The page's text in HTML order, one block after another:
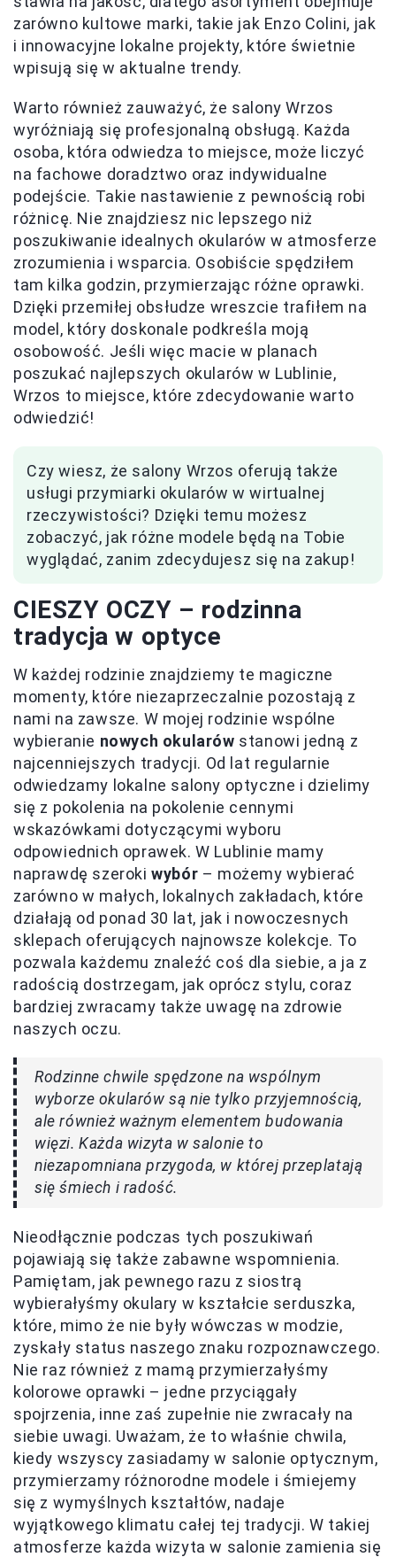
zarówno kultowe marki, takie jak Enzo Colini, jak
i innowacyjne lokalne projekty, które świetnie
wpisują się w aktualne trendy.
Warto również zauważyć, że salony Wrzos
wyróżniają się profesjonalną obsługą. Każda
osoba, która odwiedza to miejsce, może liczyć
na fachowe doradztwo oraz indywidualne
podejście. Takie nastawienie z pewnością robi
różnicę. Nie znajdziesz nic lepszego niż
poszukiwanie idealnych okularów w atmosferze
zrozumienia i wsparcia. Osobiście spędziłem
tam kilka godzin, przymierzając różne oprawki.
Dzięki przemiłej obsłudze wreszcie trafiłem na
model, który doskonale podkreśla moją
osobowość. Jeśli więc macie w planach
poszukać najlepszych okularów w Lublinie,
Wrzos to miejsce, które zdecydowanie warto
odwiedzić!
Czy wiesz, że salony Wrzos oferują także
usługi przymiarki okularów w wirtualnej
rzeczywistości? Dzięki temu możesz
zobaczyć, jak różne modele będą na Tobie
wyglądać, zanim zdecydujesz się na zakup!
CIESZY OCZY – rodzinna
tradycja w optyce
W każdej rodzinie znajdziemy te magiczne
momenty, które niezaprzeczalnie pozostają z
nami na zawsze. W mojej rodzinie wspólne
wybieranie nowych okularów stanowi jedną z
najcenniejszych tradycji. Od lat regularnie
odwiedzamy lokalne salony optyczne i dzielimy
się z pokolenia na pokolenie cennymi
wskazówkami dotyczącymi wyboru
odpowiednich oprawek. W Lublinie mamy
naprawdę szerokiwybór – możemy wybierać
zarówno w małych, lokalnych zakładach, które
działają od ponad 30 lat, jak i nowoczesnych
sklepach oferujących najnowsze kolekcje. To
pozwala każdemu znaleźć coś dla siebie, a ja z
radością dostrzegam, jak oprócz stylu, coraz
bardziej zwracamy także uwagę na zdrowie
naszych oczu.
Rodzinne chwile spędzone na wspólnym
wyborze okularów są nie tylko przyjemnością,
ale również ważnym elementem budowania
więzi. Każda wizyta w salonie to
niezapomniana przygoda, w której przeplatają
się śmiech i radość.
Nieodłącznie podczas tych poszukiwań
pojawiają się także zabawne wspomnienia.
Pamiętam, jak pewnego razu z siostrą
wybierałyśmy okulary w kształcie serduszka,
które, mimo że nie były wówczas w modzie,
zyskały status naszego znaku rozpoznawczego.
Nie raz również z mamą przymierzałyśmy
kolorowe oprawki – jedne przyciągały
spojrzenia, inne zaś zupełnie nie zwracały na
siebie uwagi. Uważam, że to właśnie chwila,
kiedy wszyscy zasiadamy w salonie optycznym,
przymierzamy różnorodne modele i śmiejemy
się z wymyślnych kształtów, nadaje
wyjątkowego klimatu całej tej tradycji. W takiej
atmosferze każda wizyta w salonie zamienia się